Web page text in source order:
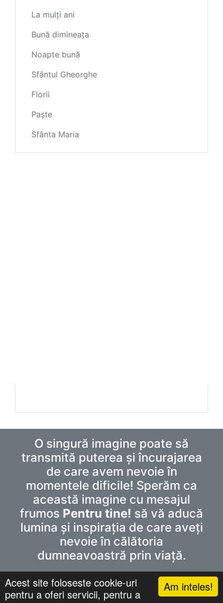
Am inteles!
Acest site foloseste cookie-uri
pentru a oferi servicii, pentru a
La mulți ani
Bună dimineața
Noapte bună
Sfântul Gheorghe
Florii
Paște
Sfânta Maria
O singură imagine poate să
transmită puterea și încurajarea
de care avem nevoie în
momentele dificile! Sperăm ca
această imagine cu mesajul
frumos Pentru tine! să vă aducă
lumina și inspirația de care aveți
nevoie în călătoria
dumneavoastră prin viață.
Confidentialitate